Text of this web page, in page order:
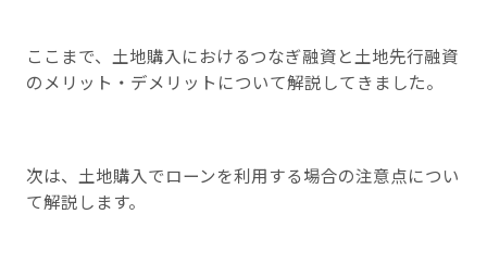
ここまで、土地購入におけるつなぎ融資と土地先行融資
のメリット・デメリットについて解説してきました。
次は、土地購入でローンを利用する場合の注意点につい
て解説します。